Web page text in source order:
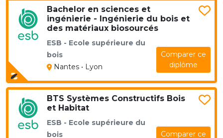
Bachelor en sciences et
ingénierie - Ingénierie du bois et
des matériaux biosourcés
ESB - Ecole supérieure du
bois
Nantes • Lyon
Comparer ce
diplôme
BTS Systèmes Constructifs Bois
et Habitat
ESB - Ecole supérieure du
bois
Comparer ce